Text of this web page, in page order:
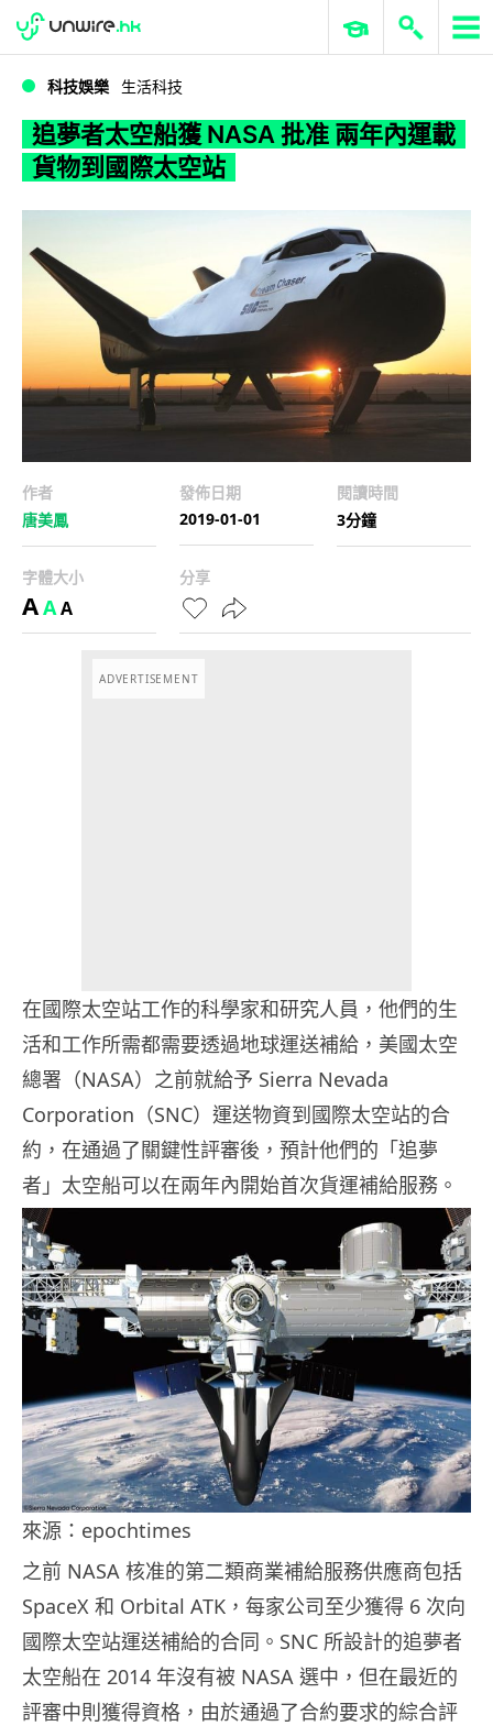
WWDC 2026 ERP 與商業 AI
科技娛樂 生活科技
追夢者太空船獲 NASA 批准 兩年內運載
貨物到國際太空站
作者
唐美鳳
發佈日期
2019-01-01
閱讀時間
3分鐘
字體大小
AAA
分享
ADVERTISEMENT
在國際太空站工作的科學家和研究人員，他們的生
活和工作所需都需要透過地球運送補給，美國太空
總署（NASA）之前就給予 Sierra Nevada
Corporation（SNC）運送物資到國際太空站的合
約，在通過了關鍵性評審後，預計他們的「追夢
者」太空船可以在兩年內開始首次貨運補給服務。
來源：epochtimes
之前 NASA 核准的第二類商業補給服務供應商包括
SpaceX 和 Orbital ATK，每家公司至少獲得 6 次向
國際太空站運送補給的合同。SNC 所設計的追夢者
太空船在 2014 年沒有被 NASA 選中，但在最近的
評審中則獲得資格，由於通過了合約要求的綜合評